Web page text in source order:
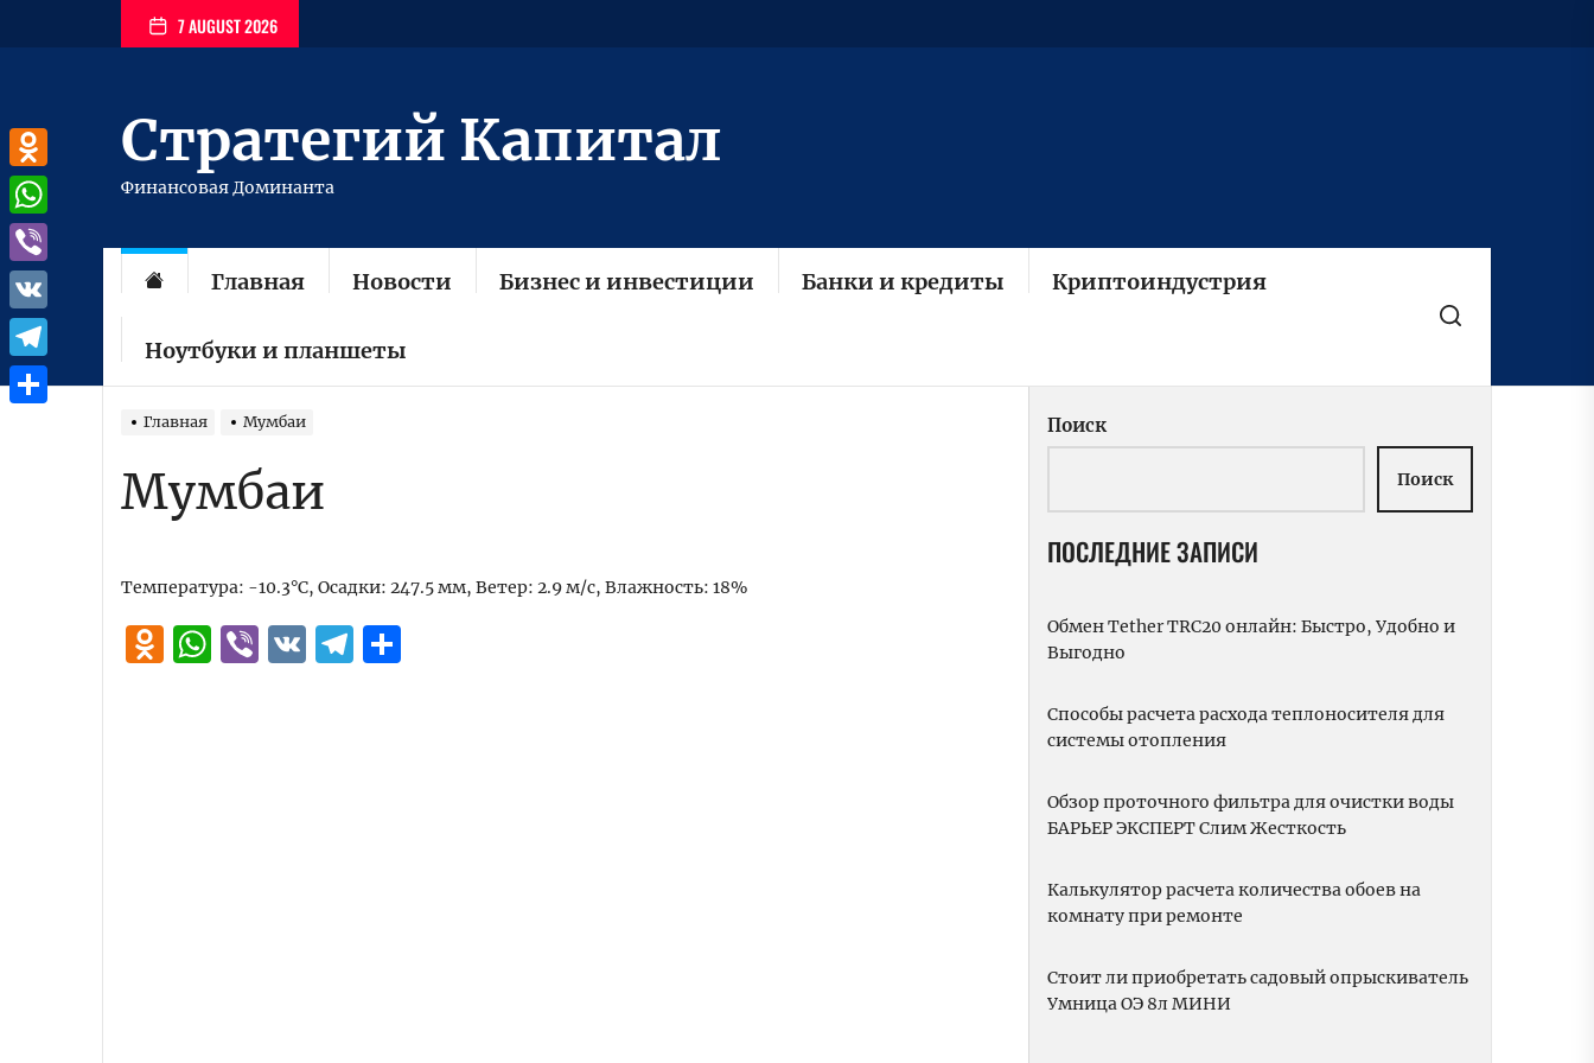
7 AUGUST 2026
Стратегий Капитал
Финансовая Доминанта
Главная Новости Бизнес и инвестиции Банки и кредиты Криптоиндустрия
Ноутбуки и планшеты
Главная Мумбаи
Мумбаи
Температура: -10.3°C, Осадки: 247.5 мм, Ветер: 2.9 м/с, Влажность: 18%
Odnoklassniki
WhatsApp
Viber
VK Telegram
Поиск
Поиск
ПОСЛЕДНИЕ ЗАПИСИ
Обмен Tether TRC20 онлайн: Быстро, Удобно и
Выгодно
Способы расчета расхода теплоносителя для
системы отопления
Обзор проточного фильтра для очистки воды
БАРЬЕР ЭКСПЕРТ Слим Жесткость
Калькулятор расчета количества обоев на
комнату при ремонте
Стоит ли приобретать садовый опрыскиватель
Умница ОЭ 8л МИНИ
Odnoklassniki
WhatsApp
Viber
VK
Telegram